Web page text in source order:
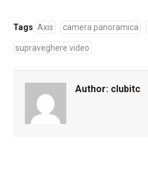
Tags Axis camera panoramica
supraveghere video
Author: clubitc